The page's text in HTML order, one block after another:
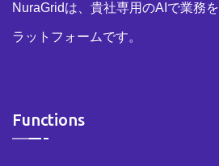
NuraGridは、貴社専用のAIで業務
ラットフォームです。
Functions